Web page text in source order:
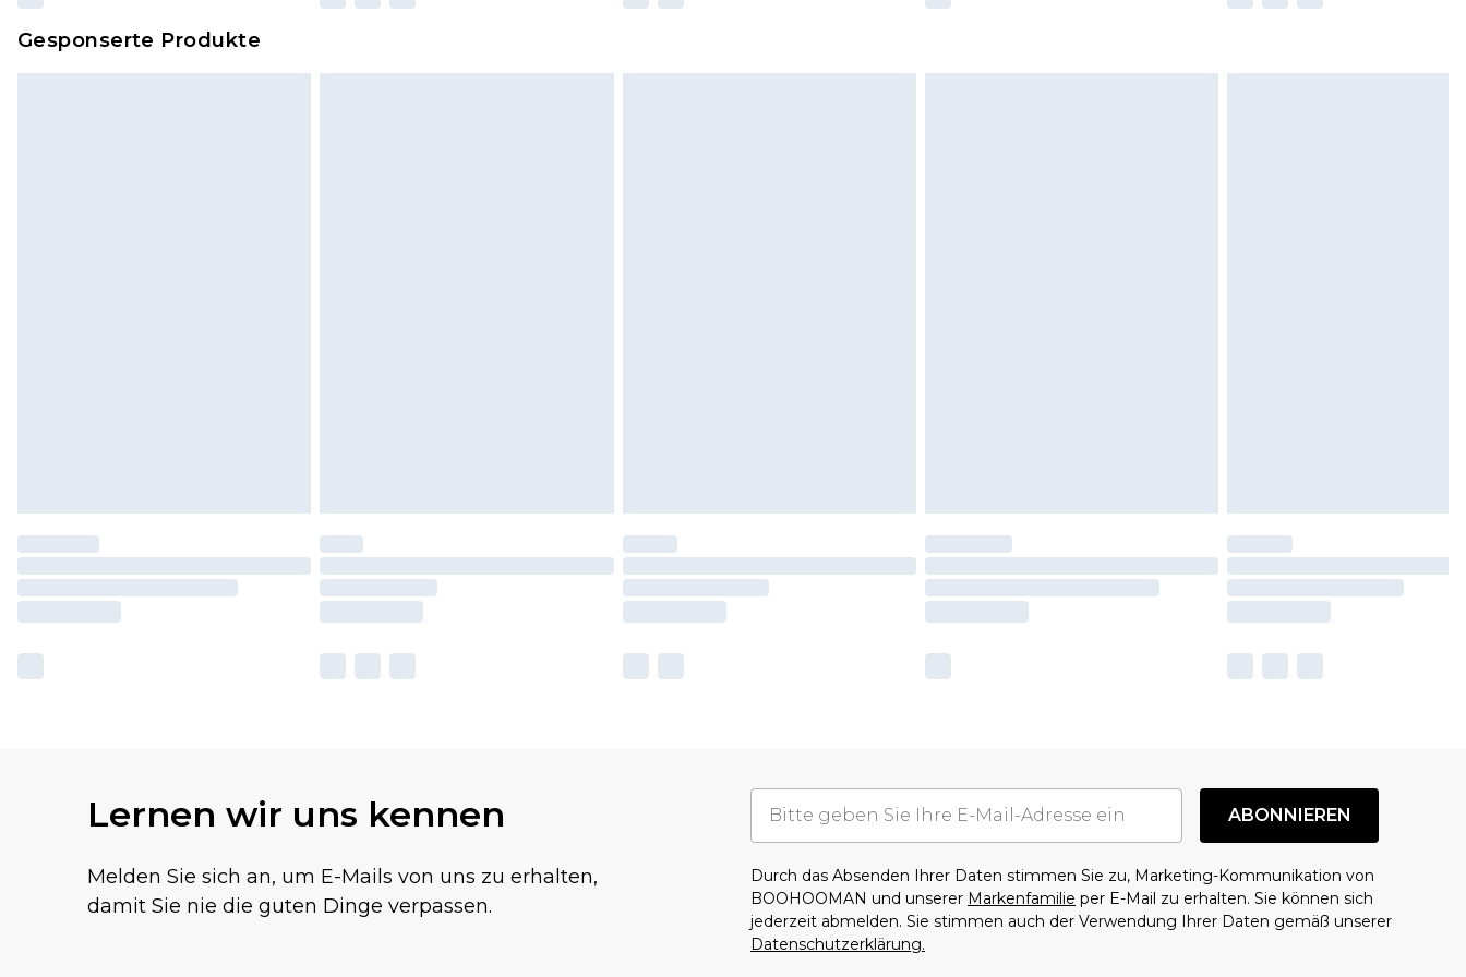
Gesponserte Produkte
Lernen wir uns kennen
Melden Sie sich an, um E-Mails von uns zu erhalten,
damit Sie nie die guten Dinge verpassen.
ABONNIEREN
Durch das Absenden Ihrer Daten stimmen Sie zu, Marketing-Kommunikation von
BOOHOOMAN und unserer Markenfamilie per E-Mail zu erhalten. Sie können sich
jederzeit abmelden. Sie stimmen auch der Verwendung Ihrer Daten gemäß unserer
Datenschutzerklärung.